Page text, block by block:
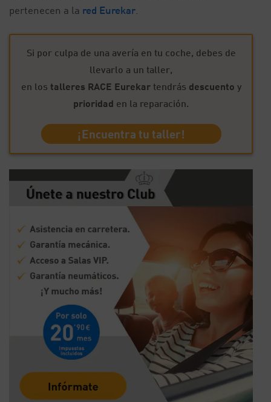
pertenecen a la red Eurekar
Si por culpa de una avería en tu coche, debes de
llevarlo a un taller,
en los talleres RACE Eurekartendrás descuento y
prioridad en la reparación.
¡Encuentra tu taller!